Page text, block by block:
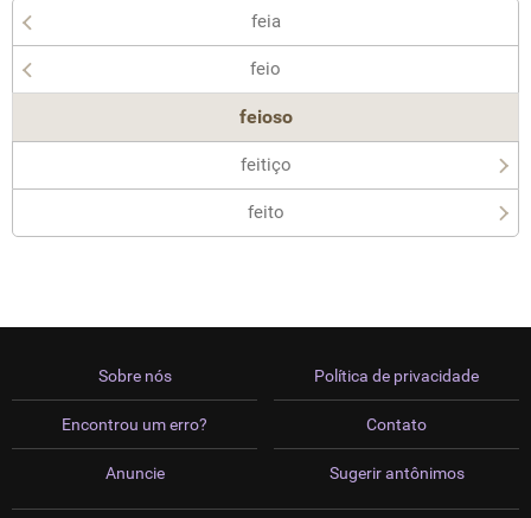
feia
feio
feioso
feitiço
feito
Sobre nós
Encontrou um erro?
Anuncie
Política de privacidade
Contato
Sugerir antônimos